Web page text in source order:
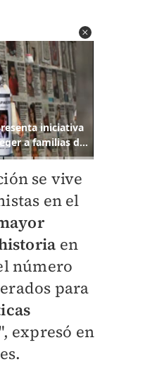
se vive
en el
en
número
para
expresó en